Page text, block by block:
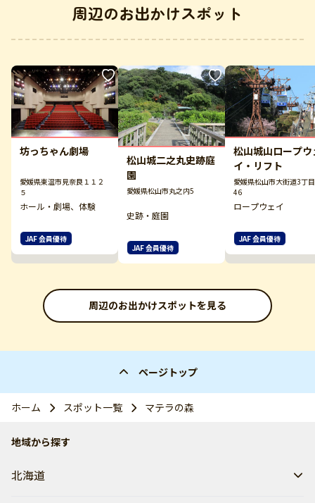
周辺のお出かけスポット
坊っちゃん劇場
愛媛県東温市見奈良１１２
５
ホール・劇場、体験
JAF 会員優待
松山城二之丸史跡庭
園
愛媛県松山市丸之内5
史跡・庭園
JAF 会員優待
松山城山ロープウ
イ・リフト
愛媛県松山市大街道3丁
46
ロープウェイ
JAF 会員優待
周辺のお出かけスポットを見る
ページトップ
ホーム スポット一覧 マテラの森
地域から探す
北海道